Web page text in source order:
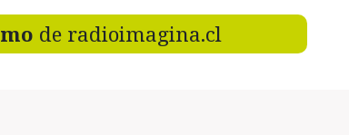
de radioimagina.cl